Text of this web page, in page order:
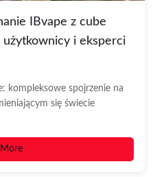
IBvape z cube
i eksperci
kompleksowe spojrzenie na
się świecie
More